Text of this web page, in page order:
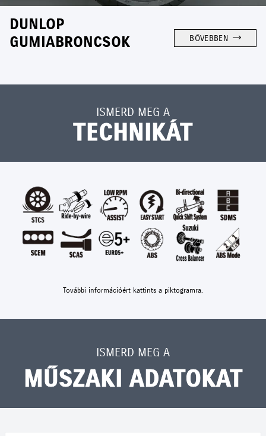
DUNLOP
GUMIABRONCSOK
BŐVEBBEN
ISMERD MEG A
TECHNIKÁT
További információért kattints a piktogramra.
ISMERD MEG A
MŰSZAKI ADATOKAT